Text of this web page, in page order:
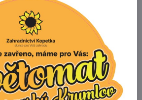
Biomin na borůvky 1 kg